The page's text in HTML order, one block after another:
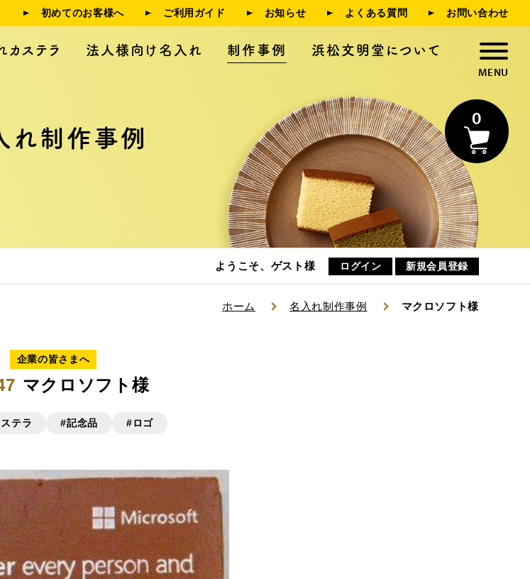
初めてのお客様へ ご利用ガイド お知らせ よくある質問 お問い合わせ
カステラ 法人様向け名入れ 制作事例 浜松文明堂について
0
制作事例 浜松文明堂について
お知らせ
れ制作事例
ようこそ、ゲスト様 ログイン 新規会員登録
ホーム 名入れ制作事例 マクロソフト様
企業の皆さまへ
マクロソフト様
テラ #記念品 #ロゴ